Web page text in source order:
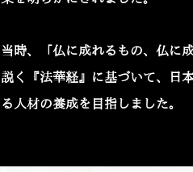
当時、「仏に成れるもの、仏に
説く『法華経』に基づいて、日
る人材の養成を目指しました。